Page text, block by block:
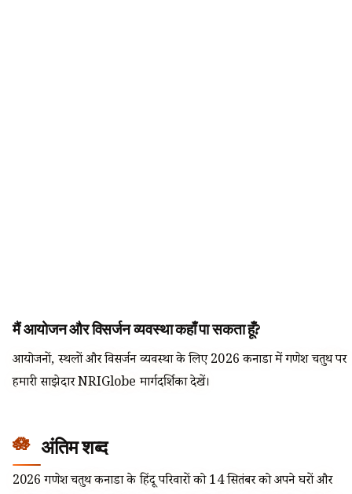
मैं आयोजन और विसर्जन व्यवस्था कहाँ पा सकता हूँ?
आयोजनों, स्थलों और विसर्जन व्यवस्था के लिए 2026 कनाडा में गणेश चतुर्थी पर
हमारी साझेदार NRIGlobe मार्गदर्शिका देखें।
अंतिम शब्द
2026 गणेश चतुर्थी कनाडा के हिंदू परिवारों को 14 सितंबर को अपने घरों और